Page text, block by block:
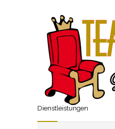
Dienstleistungen